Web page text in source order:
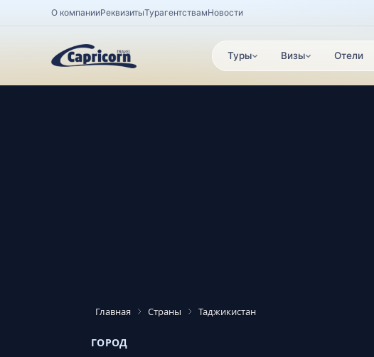
О компанииРеквизитыТурагентствамНовости
Туры Визы Отели
Главная Страны Таджикистан
ГОРОД